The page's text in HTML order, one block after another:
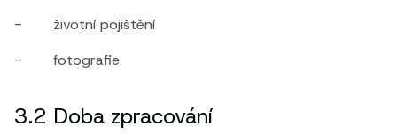
- životní pojištění
- fotografie
3.2 Doba zpracování